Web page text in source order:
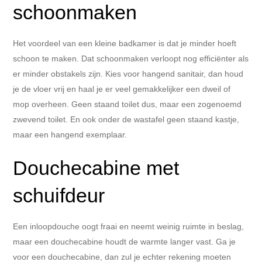
schoonmaken
Het voordeel van een kleine badkamer is dat je minder hoeft
schoon te maken. Dat schoonmaken verloopt nog efficiënter als
er minder obstakels zijn. Kies voor hangend sanitair, dan houd
je de vloer vrij en haal je er veel gemakkelijker een dweil of
mop overheen. Geen staand toilet dus, maar een zogenoemd
zwevend toilet. En ook onder de wastafel geen staand kastje,
maar een hangend exemplaar.
Douchecabine met
schuifdeur
Een inloopdouche oogt fraai en neemt weinig ruimte in beslag,
maar een douchecabine houdt de warmte langer vast. Ga je
voor een douchecabine, dan zul je echter rekening moeten